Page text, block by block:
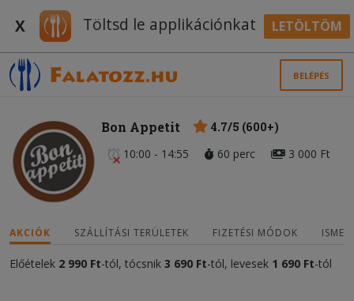
X Töltsd le applikációnkat LETÖLTÖM
BELÉPÉS
Bon Appetit
4.7/5 (600+)
10:00 - 14:55
60 perc 3 000 Ft
AKCIÓK SZÁLLÍTÁSI TERÜLETEK FIZETÉSI MÓDOK
Előételek 2 990 Ft-tól, tócsnik 3 690 Ft-tól, levesek 1 690 Ft-tól